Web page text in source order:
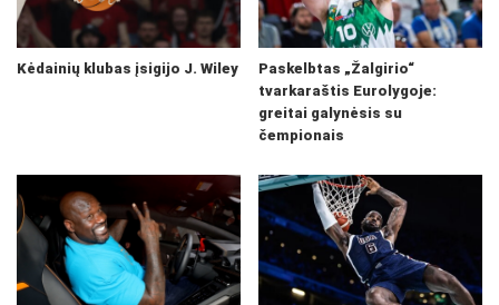
Kėdainių klubas įsigijo J. Wiley
Paskelbtas „Žalgirio“
tvarkaraštis Eurolygoje:
greitai galynėsis su
čempionais